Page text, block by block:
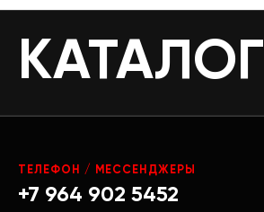
КАТАЛОГ
ТЕЛЕФОН / МЕССЕНДЖЕРЫ
+7 964 902 5452